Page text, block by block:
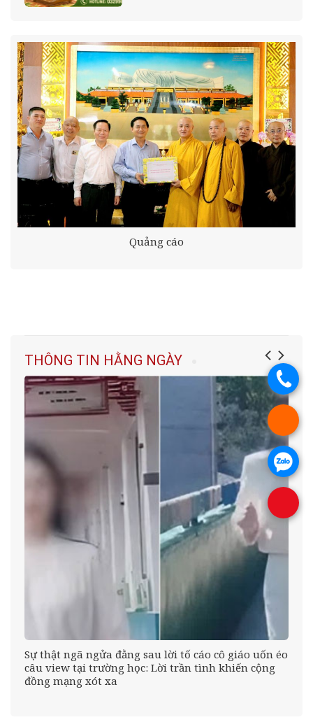
Quảng cáo
THÔNG TIN HẰNG NGÀY
Sự thật ngã ngửa đằng sau lời tố cáo cô giáo uốn éo
câu view tại trường học: Lời trần tình khiến cộng
đồng mạng xót xa
.
.